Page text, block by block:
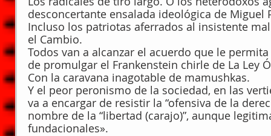
desconcertante ensalada ideológica de Miguel
Incluso los patriotas aferrados al insistente
el Cambio.
Todos van a alcanzar el acuerdo que le
de promulgar el Frankenstein chirle de La Ley
Con la caravana inagotable de mamushkas.
Y el peor peronismo de la sociedad, en las
va a encargar de resistir la “ofensiva de la
nombre de la “libertad (carajo)”, aunque
fundacionales».